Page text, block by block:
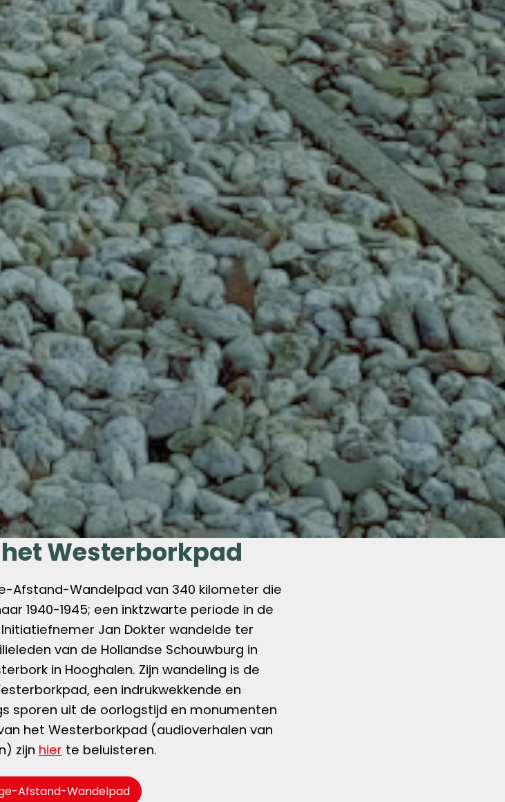
Westerborkpad
Afstand-Wandelpad van 340 kilometer die
1940-1945; een inktzwarte periode in de
Jan Dokter wandelde ter
van de Hollandse Schouwburg in
in Hooghalen. Zijn wandeling is de
een indrukwekkende en
sporen uit de oorlogstijd en monumenten
het Westerborkpad (audioverhalen van
zijn hier te beluisteren.
Afstand-Wandelpad